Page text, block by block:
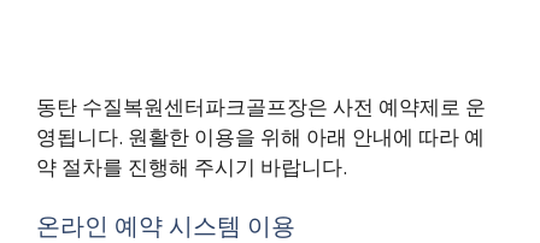
동탄 수질복원센터파크골프장은 사전 예약제로 운
영됩니다. 원활한 이용을 위해 아래 안내에 따라 예
약 절차를 진행해 주시기 바랍니다.
온라인 예약 시스템 이용